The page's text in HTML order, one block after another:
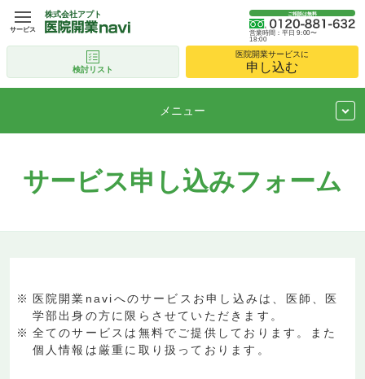
株式会社アプト ご相談は無料
営業時間：平日 9:00〜
18:00
検討リスト
医院開業サービスに
申し込む
サービス
メニュー
サービス申し込みフォーム
医院開業naviへのサービスお申し込みは、医師、医
学部出身の方に限らさせていただきます。
全てのサービスは無料でご提供しております。また
個人情報は厳重に取り扱っております。